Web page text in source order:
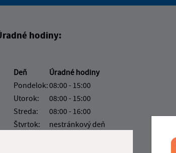
hodiny:
Deň
Úradné hodiny
Pondelok:08:00 - 15:00
Utorok:
08:00 - 15:00
Streda:
08:00 - 16:00
Štvrtok:
nestránkový deň